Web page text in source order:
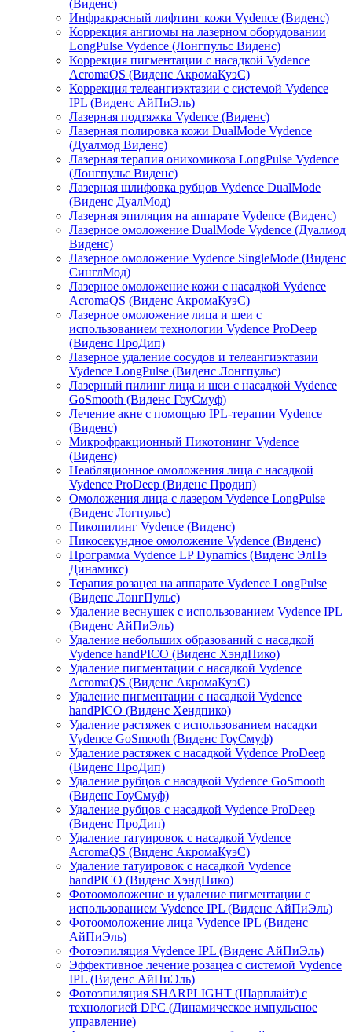
(Виденс)
Инфракрасный лифтинг кожи Vydence (Виденс)
Коррекция ангиомы на лазерном оборудовании
LongPulse Vydence (Лонгпульс Виденс)
Коррекция пигментации с насадкой Vydence
АcromaQS (Виденс АкромаКуэС)
Коррекция телеангиэктазии с системой Vydence
IPL (Виденс АйПиЭль)
Лазерная подтяжка Vydence (Виденс)
Лазерная полировка кожи DualMode Vydence
(Дуалмод Виденс)
Лазерная терапия онихомикоза LongPulse Vydence
(Лонгпульс Виденс)
Лазерная шлифовка рубцов Vydence DualMode
(Виденс ДуалМод)
Лазерная эпиляция на аппарате Vydence (Виденс)
Лазерное омоложение DualMode Vydence (Дуалмод
Виденс)
Лазерное омоложение Vydence SingleMode (Виденс
СинглМод)
Лазерное омоложение кожи с насадкой Vydence
АcromaQS (Виденс АкромаКуэС)
Лазерное омоложение лица и шеи с
использованием технологии Vydence ProDeep
(Виденс ПроДип)
Лазерное удаление сосудов и телеангиэктазии
Vydence LongPulse (Виденс Лонгпульс)
Лазерный пилинг лица и шеи с насадкой Vydence
GoSmooth (Виденс ГоуСмуф)
Лечение акне с помощью IPL-терапии Vydence
(Виденс)
Микрофракционный Пикотонинг Vydence
(Виденс)
Неабляционное омоложения лица с насадкой
Vydence ProDeep (Виденс Продип)
Омоложения лица с лазером Vydence LongPulse
(Виденс Логпульс)
Пикопилинг Vydence (Виденс)
Пикосекундное омоложение Vydence (Виденс)
Программа Vydence LP Dynamics (Виденс ЭлПэ
Динамикс)
Терапия розацеа на аппарате Vydence LongPulse
(Виденс ЛонгПульс)
Удаление веснушек с использованием Vydence IPL
(Виденс АйПиЭль)
Удаление небольших образований с насадкой
Vydence handPICO (Виденс ХэндПико)
Удаление пигментации с насадкой Vydence
AcromaQS (Виденс АкромаКуэС)
Удаление пигментации с насадкой Vydence
handPICO (Виденс Хендпико)
Удаление растяжек с использованием насадки
Vydence GoSmooth (Виденс ГоуСмуф)
Удаление растяжек с насадкой Vydence ProDeep
(Виденс ПроДип)
Удаление рубцов с насадкой Vydence GoSmooth
(Виденс ГоуСмуф)
Удаление рубцов с насадкой Vydence ProDeep
(Виденс ПроДип)
Удаление татуировок с насадкой Vydence
AcromaQS (Виденс АкромаКуэС)
Удаление татуировок с насадкой Vydence
handPICO (Виденс ХэндПико)
Фотоомоложение и удаление пигментации с
использованием Vydence IPL (Виденс АйПиЭль)
Фотоомоложение лица Vydence IPL (Виденс
АйПиЭль)
Фотоэпиляция Vydence IPL (Виденс АйПиЭль)
Эффективное лечение розацеа с системой Vydence
IPL (Виденс АйПиЭль)
Фотоэпиляция SHARPLIGHT (Шарплайт) с
технологией DPC (Динамическое импульсное
управление)